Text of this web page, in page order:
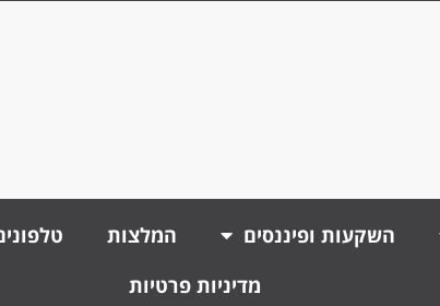
השקעות ופיננסים המלצות
מדיניות פרטיות